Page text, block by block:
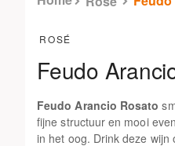
ROSÉ
Feudo
Feudo Arancio Rosato
fijne structuur en mooi
in het oog. Drink deze wijn